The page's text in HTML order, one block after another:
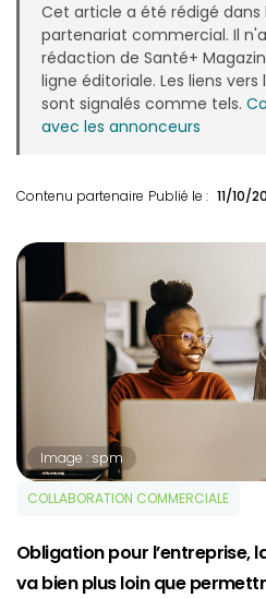
Cet article a été rédigé dans
partenariat commercial. Il
rédaction de Santé+
ligne éditoriale. Les liens
sont signalés comme tels.
avec les annonceurs
Contenu partenaire Publié le : 11/10/
Image : spm
COLLABORATION COMMERCIALE
Obligation pour l’entreprise,
va bien plus loin que